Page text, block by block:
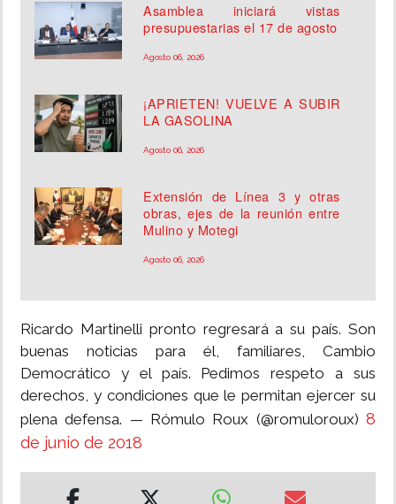
Asamblea iniciará vistas
presupuestarias el 17 de agosto
Agosto 06, 2026
¡APRIETEN! VUELVE A SUBIR
LA GASOLINA
Agosto 06, 2026
Extensión de Línea 3 y otras
obras, ejes de la reunión entre
Mulino y Motegi
Agosto 06, 2026
Ricardo Martinelli pronto regresará a su país. Son
buenas noticias para él, familiares, Cambio
Democrático y el país. Pedimos respeto a sus
derechos, y condiciones que le permitan ejercer su
plena defensa. — Rómulo Roux (@romuloroux) 8
de junio de 2018